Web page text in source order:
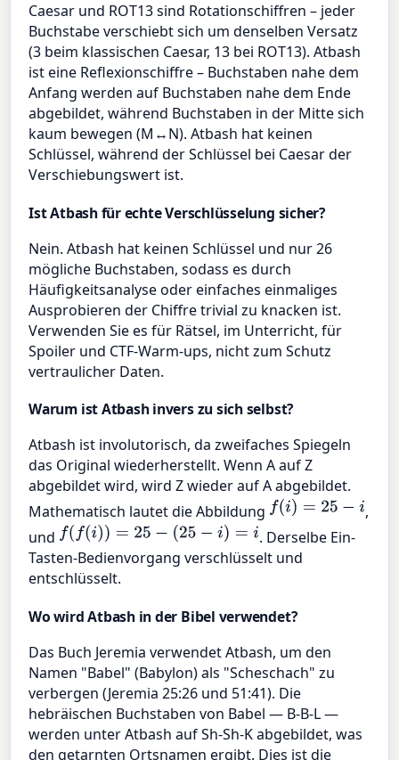
Caesar und ROT13 sind Rotationschiffren – jeder
Buchstabe verschiebt sich um denselben Versatz
(3 beim klassischen Caesar, 13 bei ROT13). Atbash
ist eine Reflexionschiffre – Buchstaben nahe dem
Anfang werden auf Buchstaben nahe dem Ende
abgebildet, während Buchstaben in der Mitte sich
kaum bewegen (M↔N). Atbash hat keinen
Schlüssel, während der Schlüssel bei Caesar der
Verschiebungswert ist.
Ist Atbash für echte Verschlüsselung sicher?
Nein. Atbash hat keinen Schlüssel und nur 26
mögliche Buchstaben, sodass es durch
Häufigkeitsanalyse oder einfaches einmaliges
Ausprobieren der Chiffre trivial zu knacken ist.
Verwenden Sie es für Rätsel, im Unterricht, für
Spoiler und CTF-Warm-ups, nicht zum Schutz
vertraulicher Daten.
Warum ist Atbash invers zu sich selbst?
Atbash ist involutorisch, da zweifaches Spiegeln
das Original wiederherstellt. Wenn A auf Z
abgebildet wird, wird Z wieder auf A abgebildet.
Mathematisch lautet die Abbildung f(i)=25− i
,
und f(f (i))=25 −(25− )=
. Derselbe Ein-
Tasten-Bedienvorgang verschlüsselt und
entschlüsselt.
Wo wird Atbash in der Bibel verwendet?
Das Buch Jeremia verwendet Atbash, um den
Namen "Babel" (Babylon) als "Scheschach" zu
verbergen (Jeremia 25:26 und 51:41). Die
hebräischen Buchstaben von Babel — B-B-L —
werden unter Atbash auf Sh-Sh-K abgebildet, was
den getarnten Ortsnamen ergibt. Dies ist die